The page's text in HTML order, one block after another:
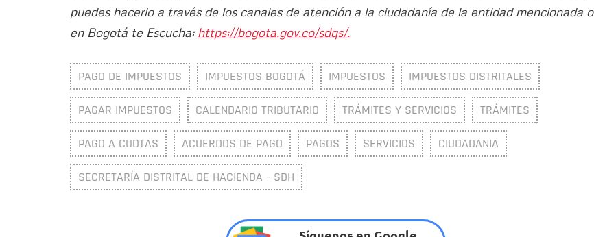
puedes hacerlo a través de los canales de atención a la ciudadanía de la entidad mencionada o
en Bogotá te Escucha: https://bogota.gov.co/sdqs/.
PAGO DE IMPUESTOS IMPUESTOS BOGOTÁ IMPUESTOS IMPUESTOS DISTRITALES
PAGAR IMPUESTOS CALENDARIO TRIBUTARIO TRÁMITES Y SERVICIOS TRÁMITES
PAGO A CUOTAS ACUERDOS DE PAGO PAGOS SERVICIOS CIUDADANIA
SECRETARÍA DISTRITAL DE HACIENDA - SDH